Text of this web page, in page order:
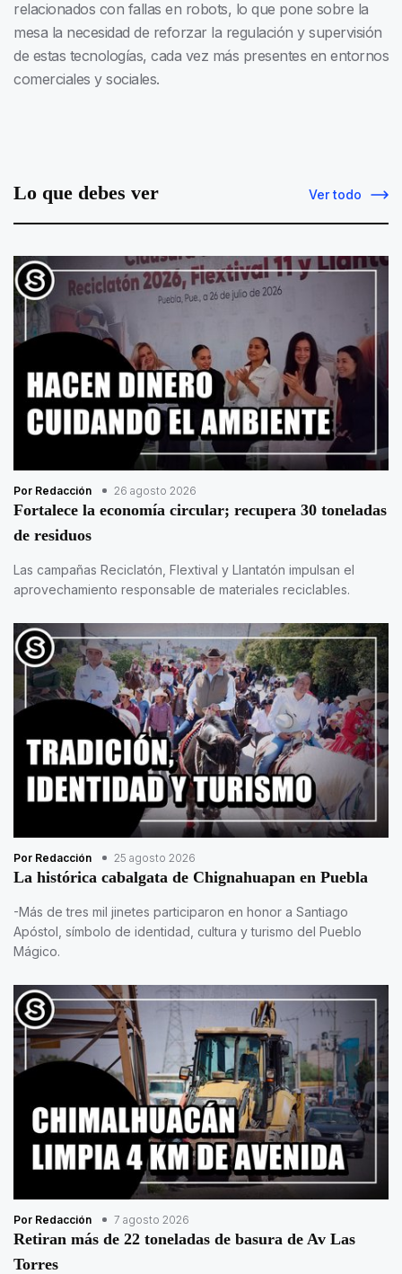
relacionados con fallas en robots, lo que pone sobre la
mesa la necesidad de reforzar la regulación y supervisión
de estas tecnologías, cada vez más presentes en entornos
comerciales y sociales.
Lo que debes ver Ver todo
Por Redacción 26 agosto 2026
Fortalece la economía circular; recupera 30 toneladas
de residuos
Las campañas Reciclatón, Flextival y Llantatón impulsan el
aprovechamiento responsable de materiales reciclables.
Por Redacción 25 agosto 2026
La histórica cabalgata de Chignahuapan en Puebla
-Más de tres mil jinetes participaron en honor a Santiago
Apóstol, símbolo de identidad, cultura y turismo del Pueblo
Mágico.
Por Redacción 7 agosto 2026
Retiran más de 22 toneladas de basura de Av Las
Torres